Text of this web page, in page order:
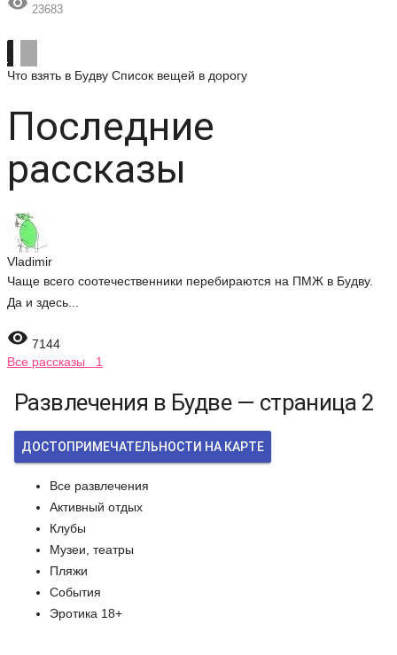
23683
Что взять в Будву Список вещей в дорогу
Последние
рассказы
Vladimir
Чаще всего соотечественники перебираются на ПМЖ в Будву.
Да и здесь...
 7144
Все рассказы 1
Развлечения в Будве — страница 2
ДОСТОПРИМЕЧАТЕЛЬНОСТИ НА КАРТЕ
Все развлечения
Активный отдых
Клубы
Музеи, театры
Пляжи
События
Эротика 18+